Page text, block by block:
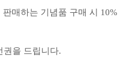
매하는 기념품 구매 시 10%
권을 드립니다.